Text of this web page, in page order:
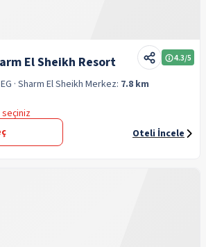
El Sheikh Resort 4.3/5
· Sharm El Sheikh Merkez: 7.8 km
seçiniz
Oteli İncele